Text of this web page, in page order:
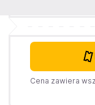
Cena zawiera